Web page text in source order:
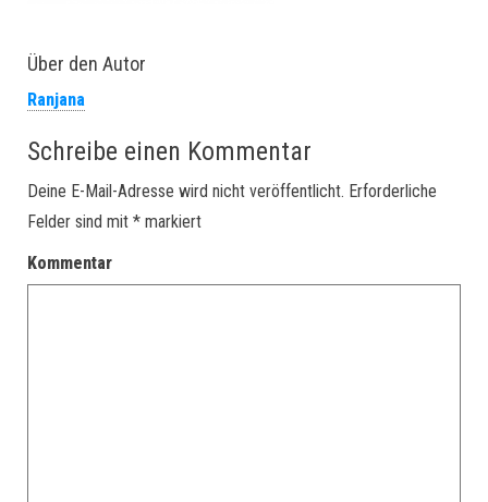
Über den Autor
Ranjana
Schreibe einen Kommentar
Deine E-Mail-Adresse wird nicht veröffentlicht. Erforderliche
Felder sind mit * markiert
Kommentar